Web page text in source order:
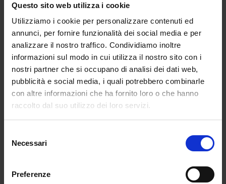
Questo sito web utilizza i cookie
Utilizziamo i cookie per personalizzare contenuti ed
annunci, per fornire funzionalità dei social media e per
analizzare il nostro traffico. Condividiamo inoltre
informazioni sul modo in cui utilizza il nostro sito con i
nostri partner che si occupano di analisi dei dati web,
pubblicità e social media, i quali potrebbero combinarle
con altre informazioni che ha fornito loro o che hanno
raccolto dal suo utilizzo dei loro servizi.
delNecessari
Preferenze
Nella prossima primavera 2024 è previsto il
nuovo aggiornamento delle graduatorie
provinciali per le supplenze. Naturalmente, c’è
grande attesa anche per quanto riguarda l’avvio
dei percorsi abilitanti formativi all’insegnamento
in quanto questi consentiranno...
Certificazione INDIRE nello scioglimento della
riserva: modalità, tempi e perché è utile ottenerla